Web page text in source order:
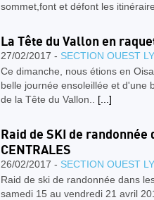
sommet,font et défont les
La Tête du Vallon en
27/02/2017 - SECTION OUEST
Ce dimanche, nous étions en
belle journée ensoleillée et d'une
de la Tête du Vallon.. [...]
Raid de SKI de randonnée
CENTRALES
26/02/2017 - SECTION OUEST
Raid de ski de randonnée dans
samedi 15 au vendredi 21 avril